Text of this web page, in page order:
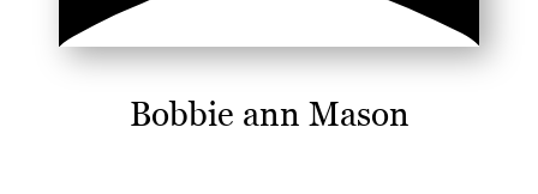
Bobbie ann Mason